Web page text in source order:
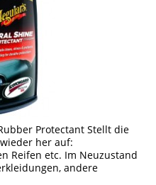
Protectant Stellt die
her auf:
Reifen etc. Im Neuzustand
andere